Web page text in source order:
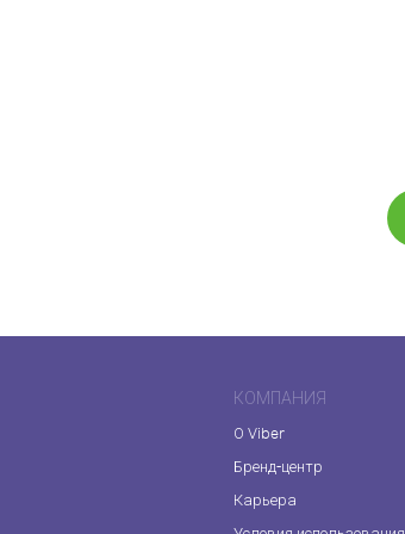
КОМПАНИЯ
О Viber
Бренд-центр
Карьера